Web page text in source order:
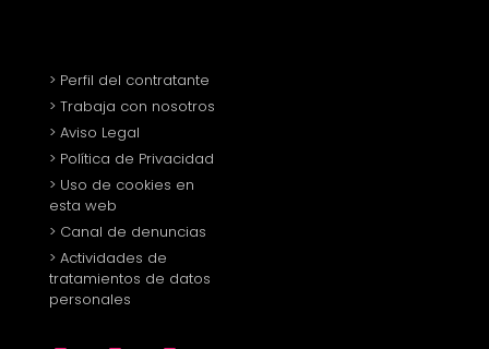
> Perfil del contratante
> Trabaja con nosotros
> Aviso Legal
> Política de Privacidad
> Uso de cookies en
esta web
> Canal de denuncias
> Actividades de
tratamientos de datos
personales